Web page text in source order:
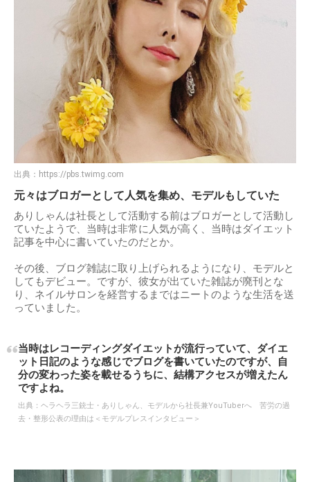
出典： https://pbs.twimg.com
元々はブロガーとして人気を集め、モデルもしていた
ありしゃんは社長として活動する前はブロガーとして活動し
ていたようで、当時は非常に人気が高く、当時はダイエット
記事を中心に書いていたのだとか。
その後、ブログ雑誌に取り上げられるようになり、モデルと
してもデビュー。ですが、彼女が出ていた雑誌が廃刊とな
り、ネイルサロンを経営するまではニートのような生活を送
っていました。
当時はレコーディングダイエットが流行っていて、ダイエ
ット日記のような感じでブログを書いていたのですが、自
分の変わった姿を載せるうちに、結構アクセスが増えたん
ですよね。
出典： ヘラヘラ三銃士・ありしゃん、モデルから社長兼YouTuberへ 苦労の過
去・整形公表の理由は＜モデルプレスインタビュー＞